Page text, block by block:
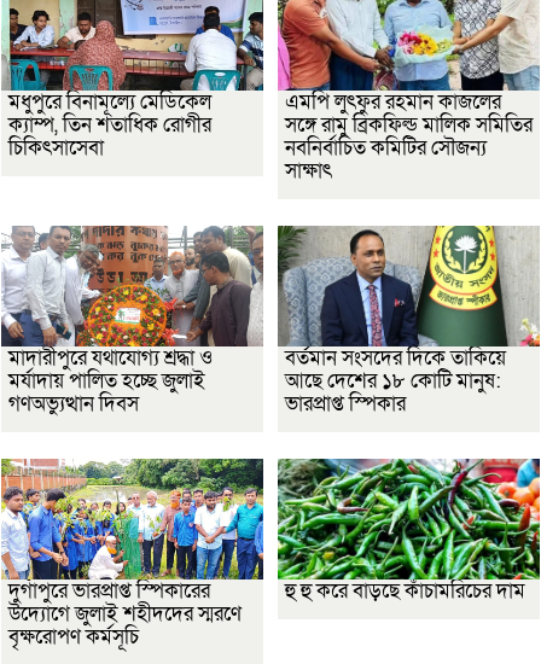
মধুপুরে বিনামূল্যে মেডিকেল
ক্যাম্প, তিন শতাধিক রোগীর
চিকিৎসাসেবা
এমপি লুৎফুর রহমান কাজলের
সঙ্গে রামু ব্রিকফিল্ড মালিক সমিতির
নবনির্বাচিত কমিটির সৌজন্য
সাক্ষাৎ
মাদারীপুরে যথাযোগ্য শ্রদ্ধা ও
মর্যাদায় পালিত হচ্ছে জুলাই
গণঅভ্যুত্থান দিবস
বর্তমান সংসদের দিকে তাকিয়ে
আছে দেশের ১৮ কোটি মানুষ:
ভারপ্রাপ্ত স্পিকার
দুর্গাপুরে ভারপ্রাপ্ত স্পিকারের
উদ্যোগে জুলাই শহীদদের স্মরণে
বৃক্ষরোপণ কর্মসূচি
হু হু করে বাড়ছে কাঁচামরিচের দাম